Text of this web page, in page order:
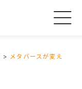
> メタバースが変え